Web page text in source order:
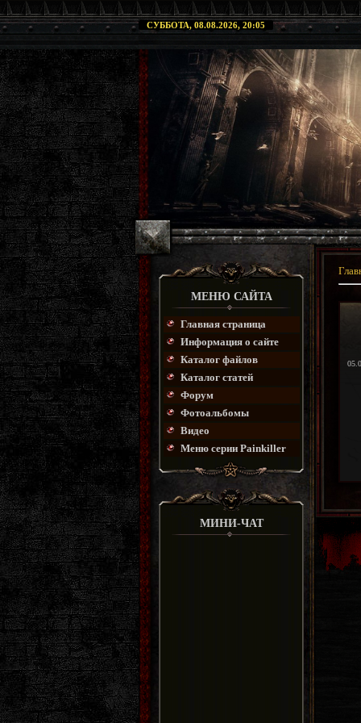
СУББОТА, 08.08.2026, 20:05
МЕНЮ САЙТА
Главная страница
Информация о сайте
Каталог файлов
Каталог статей
Форум
Фотоальбомы
Видео
Меню серии Painkiller
МИНИ-ЧАТ